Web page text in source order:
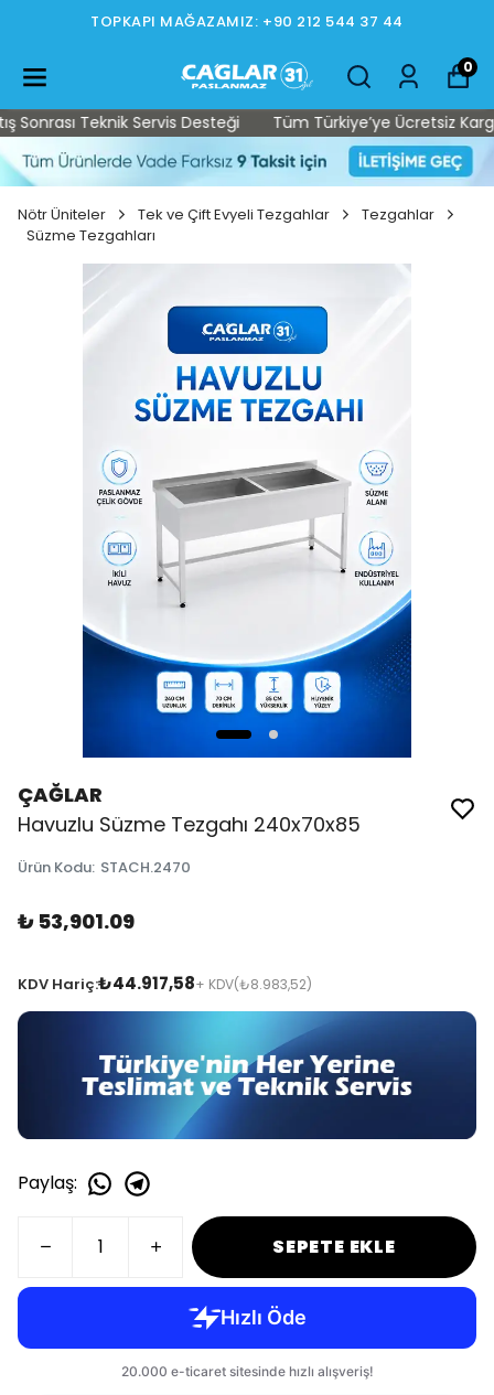
TOPKAPI MAĞAZAMIZ: +90 212 544 37 44
0
Teknik Servis Desteği Tüm Türkiye’ye Ücretsiz Kargo
Nötr Üniteler Tek ve Çift Evyeli Tezgahlar
Tezgahlar
Süzme Tezgahları
ÇAĞLAR
Havuzlu Süzme Tezgahı 240x70x85
Ürün Kodu: STACH.2470
₺ 53,901.09
KDV Hariç:₺44.917,58+ KDV(₺8.983,52)
Paylaş:
SEPETE EKLE